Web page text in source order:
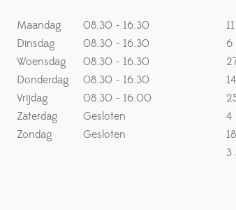
Maandag
08.30 - 16.30
Dinsdag
08.30 - 16.30
Woensdag
08.30 - 16.30
Donderdag
08.30 - 16.30
Vrijdag
08.30 - 16.00
Zaterdag
Gesloten
Zondag
Gesloten
6
4
3